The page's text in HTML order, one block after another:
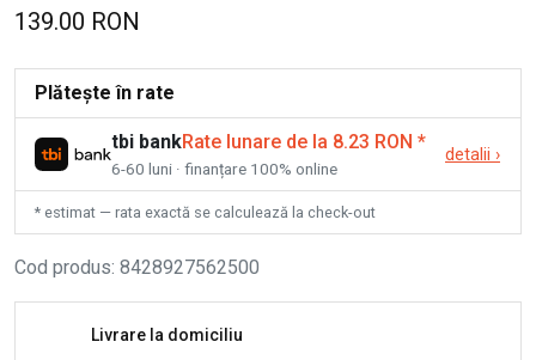
139.00 RON
Plătește în rate
tbi bankRate lunare de la 8.23 RON *
6-60 luni · finanțare 100% online
detalii ›
* estimat — rata exactă se calculează la check-out
Cod produs: 8428927562500
Livrare la domiciliu